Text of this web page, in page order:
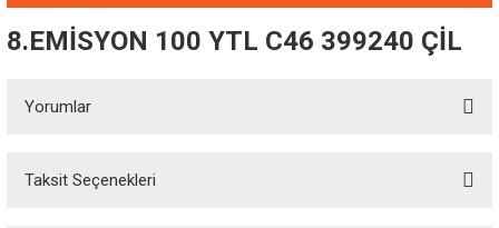
8.EMİSYON 100 YTL C46 399240 ÇİL
Yorumlar
Taksit Seçenekleri